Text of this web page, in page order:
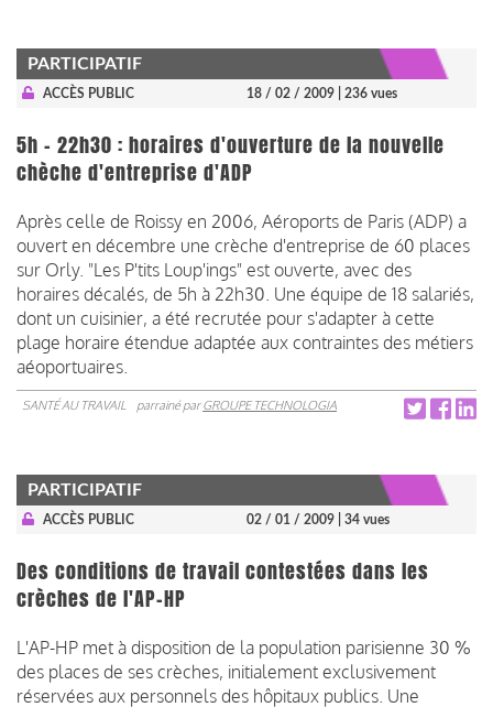
PARTICIPATIF
ACCÈS PUBLIC 18 / 02 / 2009 | 236 vues
5h - 22h30 : horaires d'ouverture de la nouvelle
chèche d'entreprise d'ADP
Après celle de Roissy en 2006, Aéroports de Paris (ADP) a
ouvert en décembre une crèche d'entreprise de 60 places
sur Orly. "Les P'tits Loup'ings" est ouverte, avec des
horaires décalés, de 5h à 22h30. Une équipe de 18 salariés,
dont un cuisinier, a été recrutée pour s'adapter à cette
plage horaire étendue adaptée aux contraintes des métiers
aéoportuaires.
SANTÉ AU TRAVAIL parrainé parGROUPE TECHNOLOGIA
PARTICIPATIF
ACCÈS PUBLIC 02 / 01 / 2009 | 34 vues
Des conditions de travail contestées dans les
crèches de l'AP-HP
L'AP-HP met à disposition de la population parisienne 30 %
des places de ses crèches, initialement exclusivement
réservées aux personnels des hôpitaux publics. Une